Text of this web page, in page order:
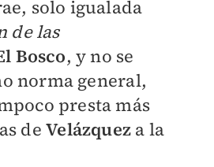
solo igualada
de las
Bosco, y no se
norma general,
presta más
deVelázquez a la